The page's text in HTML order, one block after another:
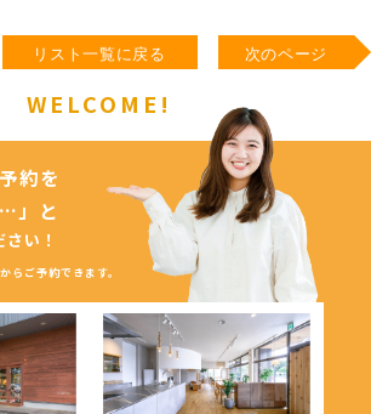
リスト一覧に戻る 次のページ
WELCOME!
約を
」
と
い！
からご予約できます。